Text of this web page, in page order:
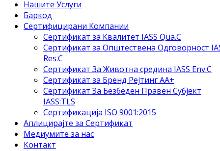
Нашите Услуги
Баркод
Сертифицирани Компании
Сертификат за Квалитет IASS Qua.C
Сертификат за Општествена Одговорност
Res.C
Сертификат За Животна средина IASS Env.C
Сертификат за Бренд Рејтинг АА+
Сертификат За Безбеден Правен Субјект
IASS:TLS
Сертификација ISO 9001:2015
Аплицирајте за Сертификат
Медиумите за нас
Контакт